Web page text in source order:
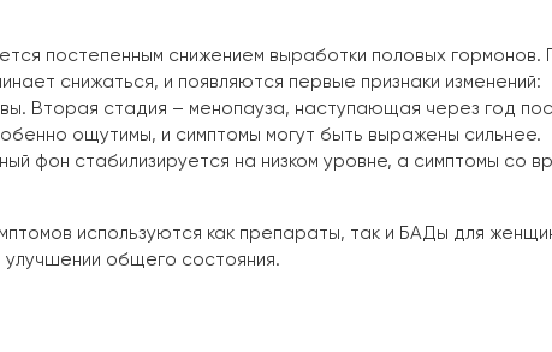
постепенным снижением выработки половых гормонов.
снижаться, и появляются первые признаки изменений:
Вторая стадия – менопауза, наступающая через год
ощутимы, и симптомы могут быть выражены сильнее.
фон стабилизируется на низком уровне, а симптомы со
используются как препараты, так и БАДы для
улучшении общего состояния.